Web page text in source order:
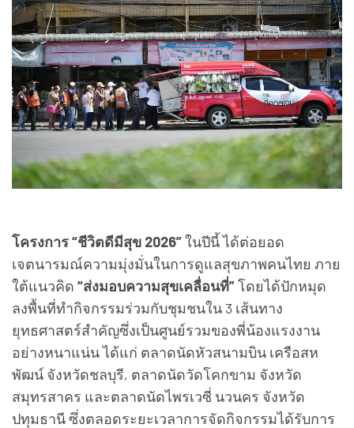
โครงการ “ชีวิตดีมีสุข 2026”ในปีนี้ ได้ต่อยอด
เจตนารมณ์ความมุ่งมั่นในการดูแลสุขภาพคนไทย ภาย
ใต้แนวคิด “ส่งมอบความสุขเคลื่อนที่”โดยได้ปักหมุด
ลงพื้นที่ทำกิจกรรมร่วมกับชุมชนใน 3 เส้นทาง
ยุทธศาสตร์สำคัญซึ่งเป็นศูนย์รวมของพี่น้องแรงงาน
อย่างหนาแน่น ได้แก่ ตลาดนัดหัวสนามบิน เครือสห
พัฒน์ จังหวัดชลบุรี, ตลาดนัดวัดโคกขาม จังหวัด
สมุทรสาคร และตลาดนัดไพรเวซี่ นวนคร จังหวัด
ปทุมธานี ซึ่งตลอดระยะเวลาการจัดกิจกรรมได้รับการ